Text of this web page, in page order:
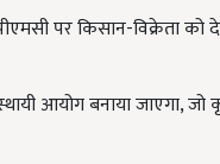
पर किसान-विक्रेता
आयोग बनाया